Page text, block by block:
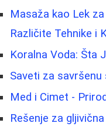
Masaža kao Lek
Različite Tehnike i
Koralna Voda: Šta
Saveti za savršenu
Med i Cimet -
Rešenje za